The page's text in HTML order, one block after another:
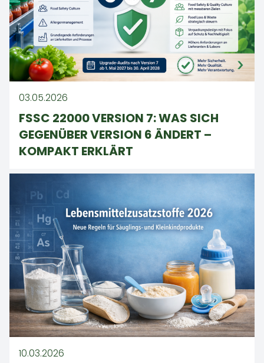
03.05.2026
FSSC 22000 VERSION 7: WAS SICH
GEGENÜBER VERSION 6 ÄNDERT –
KOMPAKT ERKLÄRT
10.03.2026